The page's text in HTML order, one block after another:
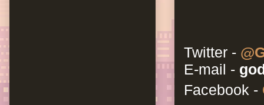
Twitter -
E-mail -
Facebook -